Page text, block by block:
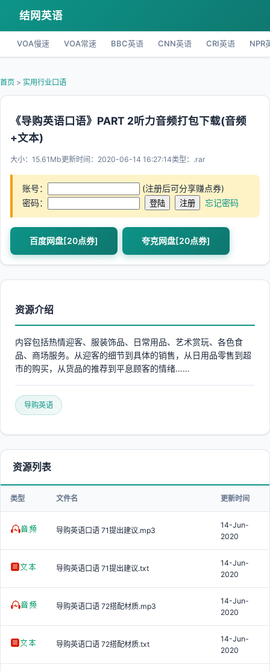
结网英语
VOA慢速 VOA常速 BBC英语 CNN英语 CRI英语 NPR
首页 > 实用行业口语
《导购英语口语》PART 2听力音频打包下载(音频
+文本)
大小：15.61Mb更新时间：2020-06-14 16:27:14类型：.rar
账号：
(注册后可分享赚点券)
密码：
忘记密码
百度网盘[20点券] 夸克网盘[20点券]
资源介绍
内容包括热情迎客、服装饰品、日常用品、艺术赏玩、各色食
品、商场服务。从迎客的细节到具体的销售，从日用品零售到超
市的购买，从货品的推荐到平息顾客的情绪……
导购英语
资源列表
类型 文件名 更新时间
导购英语口语 71提出建议.mp3
14-Jun-
2020
导购英语口语 71提出建议.txt
14-Jun-
2020
导购英语口语 72搭配材质.mp3
14-Jun-
2020
导购英语口语 72搭配材质.txt
14-Jun-
2020